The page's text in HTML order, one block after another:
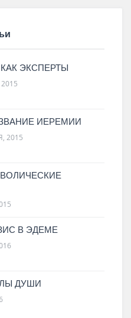
ЭКСПЕРТЫ
ИЕРЕМИИ
2015
В ЭДЕМЕ
ДУШИ